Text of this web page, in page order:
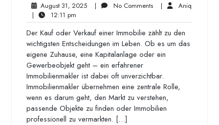
August 31, 2025August
2025
| No CommentsNo | Aniq
|
12:11 pm
pm
Der Kauf oder Verkauf einer Immobilie zählt zu den
wichtigsten Entscheidungen im Leben. Ob es um das
eigene Zuhause, eine Kapitalanlage oder ein
Gewerbeobjekt geht – ein erfahrener
Immobilienmakler ist dabei oft unverzichtbar.
Immobilienmakler übernehmen eine zentrale Rolle,
wenn es darum geht, den Markt zu verstehen,
passende Objekte zu finden oder Immobilien
professionell zu vermarkten. […]